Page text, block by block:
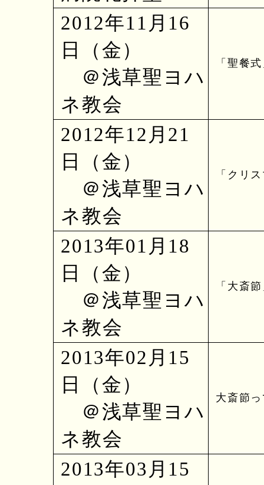
2012年11月16
日（金）
＠浅草聖ヨハ
ネ教会
「聖餐
2012年12月21
日（金）
＠浅草聖ヨハ
ネ教会
「クリ
2013年01月18
日（金）
＠浅草聖ヨハ
ネ教会
「大斎
2013年02月15
日（金）
＠浅草聖ヨハ
ネ教会
大斎節
2013年03月15